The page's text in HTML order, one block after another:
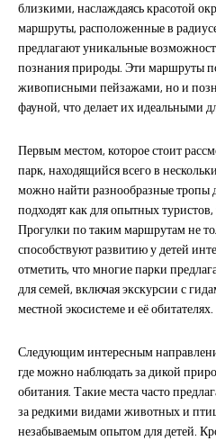
близкими, наслаждаясь красотой
маршруты, расположенные в
предлагают уникальные
познания природы. Эти маршруты
живописными пейзажами, но и
фауной, что делает их идеальными
Первым местом, которое стоит
парк, находящийся всего в
можно найти разнообразные тропы
подходят как для опытных
Прогулки по таким маршрутам не
способствуют развитию у детей
отметить, что многие парки
для семей, включая экскурсии с
местной экосистеме и её обитателях.
Следующим интересным
где можно наблюдать за дикой
обитания. Такие места часто
за редкими видами животных и
незабываемым опытом для детей.